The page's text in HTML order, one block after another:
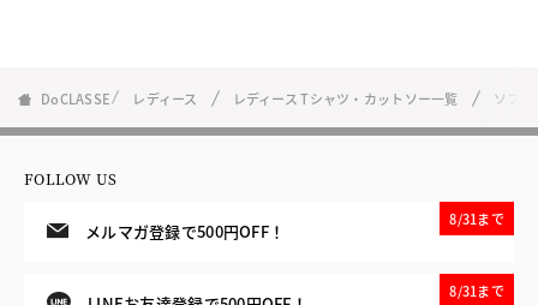
DoCLASSE レディース レディース Tシャツ・カットソー一覧 ソフ
FOLLOW US
メルマガ登録で500円OFF！
8/31まで
8/31まで